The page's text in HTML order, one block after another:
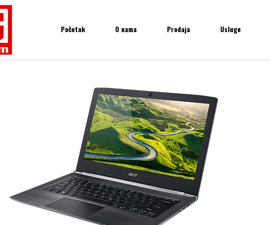
Početak O nama Prodaja Usluge